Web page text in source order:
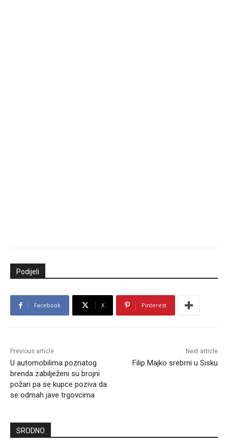
Podijeli
Facebook X Pinterest
Previous article
U automobilima poznatog
brenda zabilježeni su brojni
požari pa se kupce poziva da
se odmah jave trgovcima
Next article
Filip Majko srebrni u Sisku
SRODNO